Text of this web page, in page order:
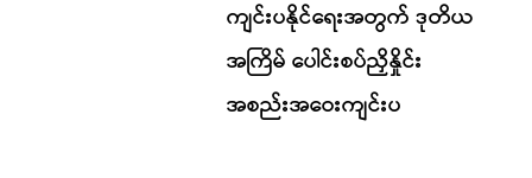
ကျင်းပနိုင်ရေးအတွက် ဒုတိယ
အကြိမ် ပေါင်းစပ်ညှိနှိုင်း
အစည်းအဝေးကျင်းပ